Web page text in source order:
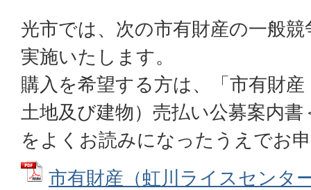
光市では、次の市有財産の一般
実施いたします。
購入を希望する方は、「市有財
土地及び建物）売払い公募案内
をよくお読みになったうえでお
市有財産（虹川ライスセンタ